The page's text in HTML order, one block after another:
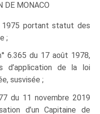
DE MONACO
portant statut des
;
6.365 du 17 août 1978,
d’application de la loi
susvisée ;
du 11 novembre 2019
d’un Capitaine de